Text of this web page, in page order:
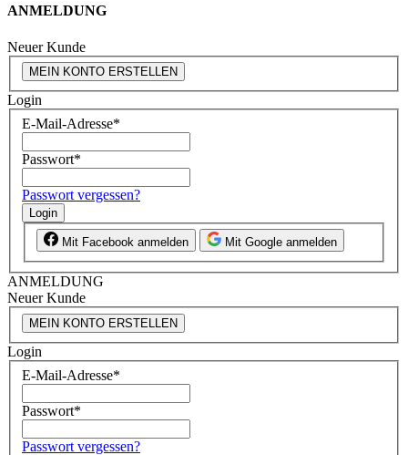
ANMELDUNG
Neuer Kunde
MEIN KONTO ERSTELLEN
Login
E-Mail-Adresse*
Passwort*
Passwort vergessen?
Login
Mit Facebook anmelden Mit Google anmelden
ANMELDUNG
Neuer Kunde
MEIN KONTO ERSTELLEN
Login
E-Mail-Adresse*
Passwort*
Passwort vergessen?